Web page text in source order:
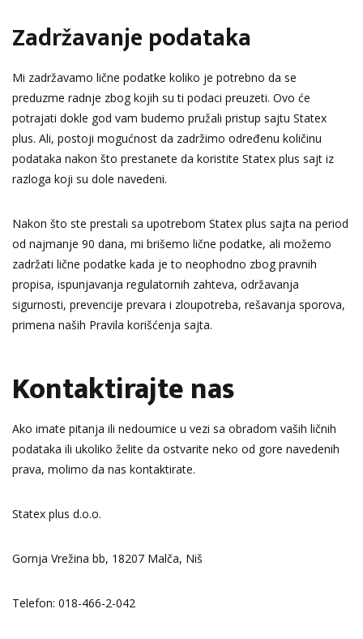
Zadržavanje podataka
Mi zadržavamo lične podatke koliko je potrebno da se
preduzme radnje zbog kojih su ti podaci preuzeti. Ovo će
potrajati dokle god vam budemo pružali pristup sajtu Statex
plus. Ali, postoji mogućnost da zadržimo određenu količinu
podataka nakon što prestanete da koristite Statex plus sajt iz
razloga koji su dole navedeni.
Nakon što ste prestali sa upotrebom Statex plus sajta na period
od najmanje 90 dana, mi brišemo lične podatke, ali možemo
zadržati lične podatke kada je to neophodno zbog pravnih
propisa, ispunjavanja regulatornih zahteva, održavanja
sigurnosti, prevencije prevara i zloupotreba, rešavanja sporova,
primena naših Pravila korišćenja sajta.
Kontaktirajte nas
Ako imate pitanja ili nedoumice u vezi sa obradom vaših ličnih
podataka ili ukoliko želite da ostvarite neko od gore navedenih
prava, molimo da nas kontaktirate.
Statex plus d.o.o.
Gornja Vrežina bb, 18207 Malča, Niš
Telefon: 018-466-2-042